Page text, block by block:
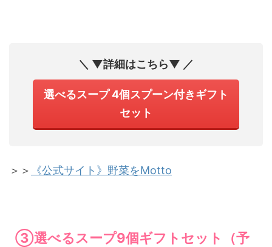
＼ ▼詳細はこちら▼ ／
選べるスープ 4個スプーン付きギフト
セット
＞＞ 《公式サイト》野菜をMotto
③選べるスープ9個ギフトセット（予